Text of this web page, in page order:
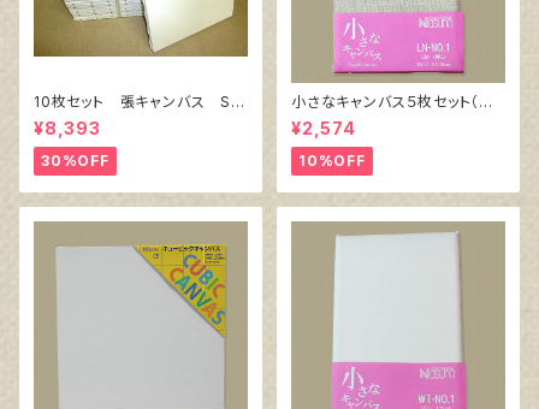
10枚セット 張キャンバス Sn
owWhite SPC（綿・ポリエステ
ル）F6 410㎜×318㎜
¥8,393
30%OFF
小さなキャンバス５枚セット（麻
キャンバス裏面張り）
¥2,574
10%OFF